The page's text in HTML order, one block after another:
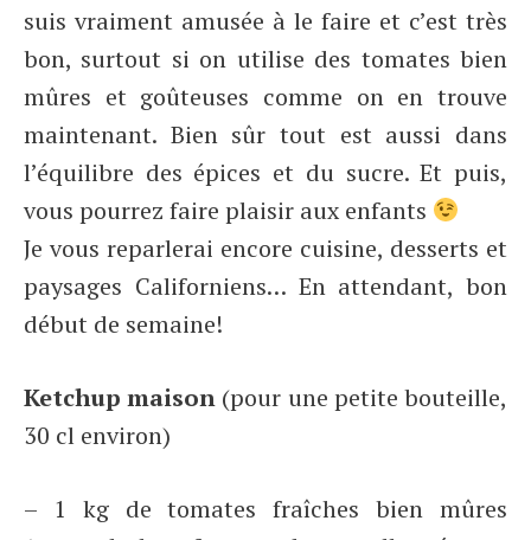
suis vraiment amusée à le faire et c’est très
bon, surtout si on utilise des tomates bien
mûres et goûteuses comme on en trouve
maintenant. Bien sûr tout est aussi dans
l’équilibre des épices et du sucre. Et puis,
vous pourrez faire plaisir aux enfants
Je vous reparlerai encore cuisine, desserts et
paysages Californiens… En attendant, bon
début de semaine!
Ketchup maison (pour une petite bouteille,
30 cl environ)
– 1 kg de tomates fraîches bien mûres